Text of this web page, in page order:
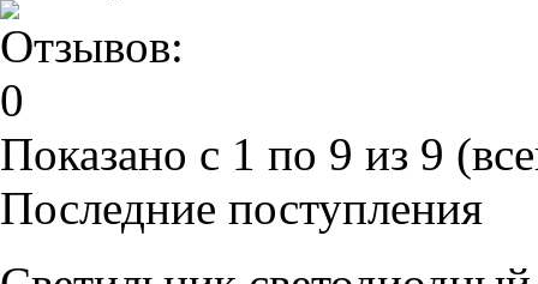
Показано с 1 по 9 из 9
Последние поступления